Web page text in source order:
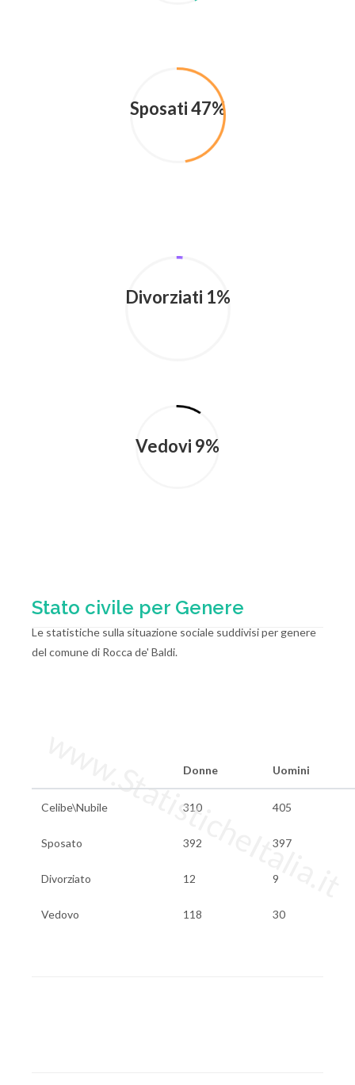
Sposati 47%
Divorziati 1%
Vedovi 9%
Stato civile per Genere
Le statistiche sulla situazione sociale suddivisi per genere
del comune di Rocca de' Baldi.
Donne Uomini
Celibe\Nubile 310 405
Sposato 392 397
Divorziato 12 9
Vedovo 118 30
www.StatisticheItalia.it